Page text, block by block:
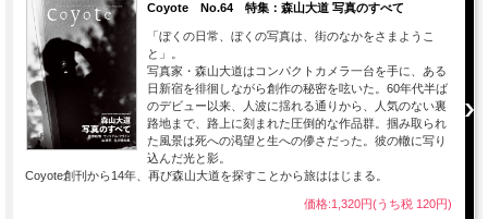
Coyote No.64 特集：森山大道 写真のすべて
「ぼくの日常、ぼくの写真は、街のなかをさまようこ
と」。
写真家・森山大道はコンパクトカメラ一台を手に、ある
日新宿を徘徊しながら創作の秘密を呟いた。60年代半ば
のデビュー以来、人波に揺れる通りから、人気のない裏
路地まで、路上に刻まれた圧倒的な作品群。掴み取られ
た風景は死への渇望と生への儚さだった。彼の轍に写り
込んだ光と影。
Coyote創刊から14年、再び森山大道を探すことから旅ははじまる。
価格:1,320円(うち税 120円)